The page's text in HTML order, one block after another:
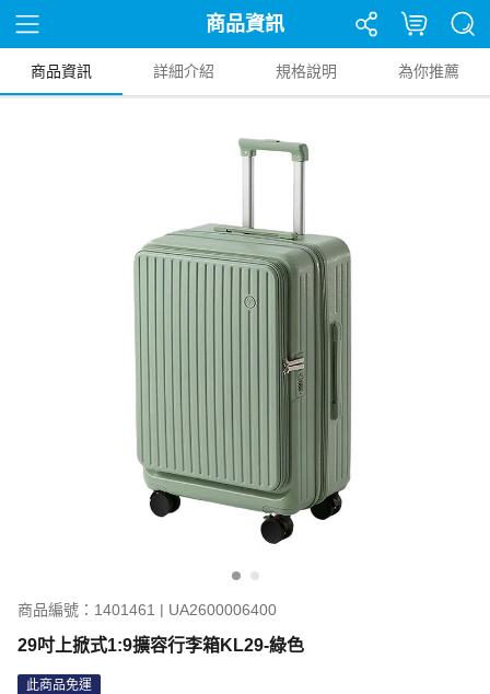
商品資訊
商品資訊 詳細介紹 規格說明 為你推薦
商品編號：1401461 | UA2600006400
29吋上掀式1:9擴容行李箱KL29-綠色
此商品免運